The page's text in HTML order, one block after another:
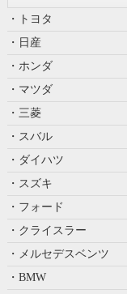
・トヨタ
・日産
・ホンダ
・マツダ
・三菱
・スバル
・ダイハツ
・スズキ
・フォード
・クライスラー
・メルセデスベンツ
・BMW